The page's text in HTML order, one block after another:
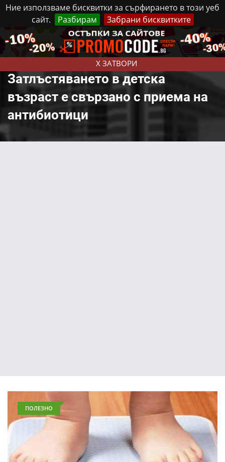
Ние използваме бисквитки за сърфирането в този уеб
сайт.
Разбирам Забрани бисквитките
X ЗАТВОРИ
Неделя, 9 Август, 2026 Реклама Контакти
Затлъстяването в детска
възраст е свързано с приема на
антибиотици
ПОЛЕЗНО